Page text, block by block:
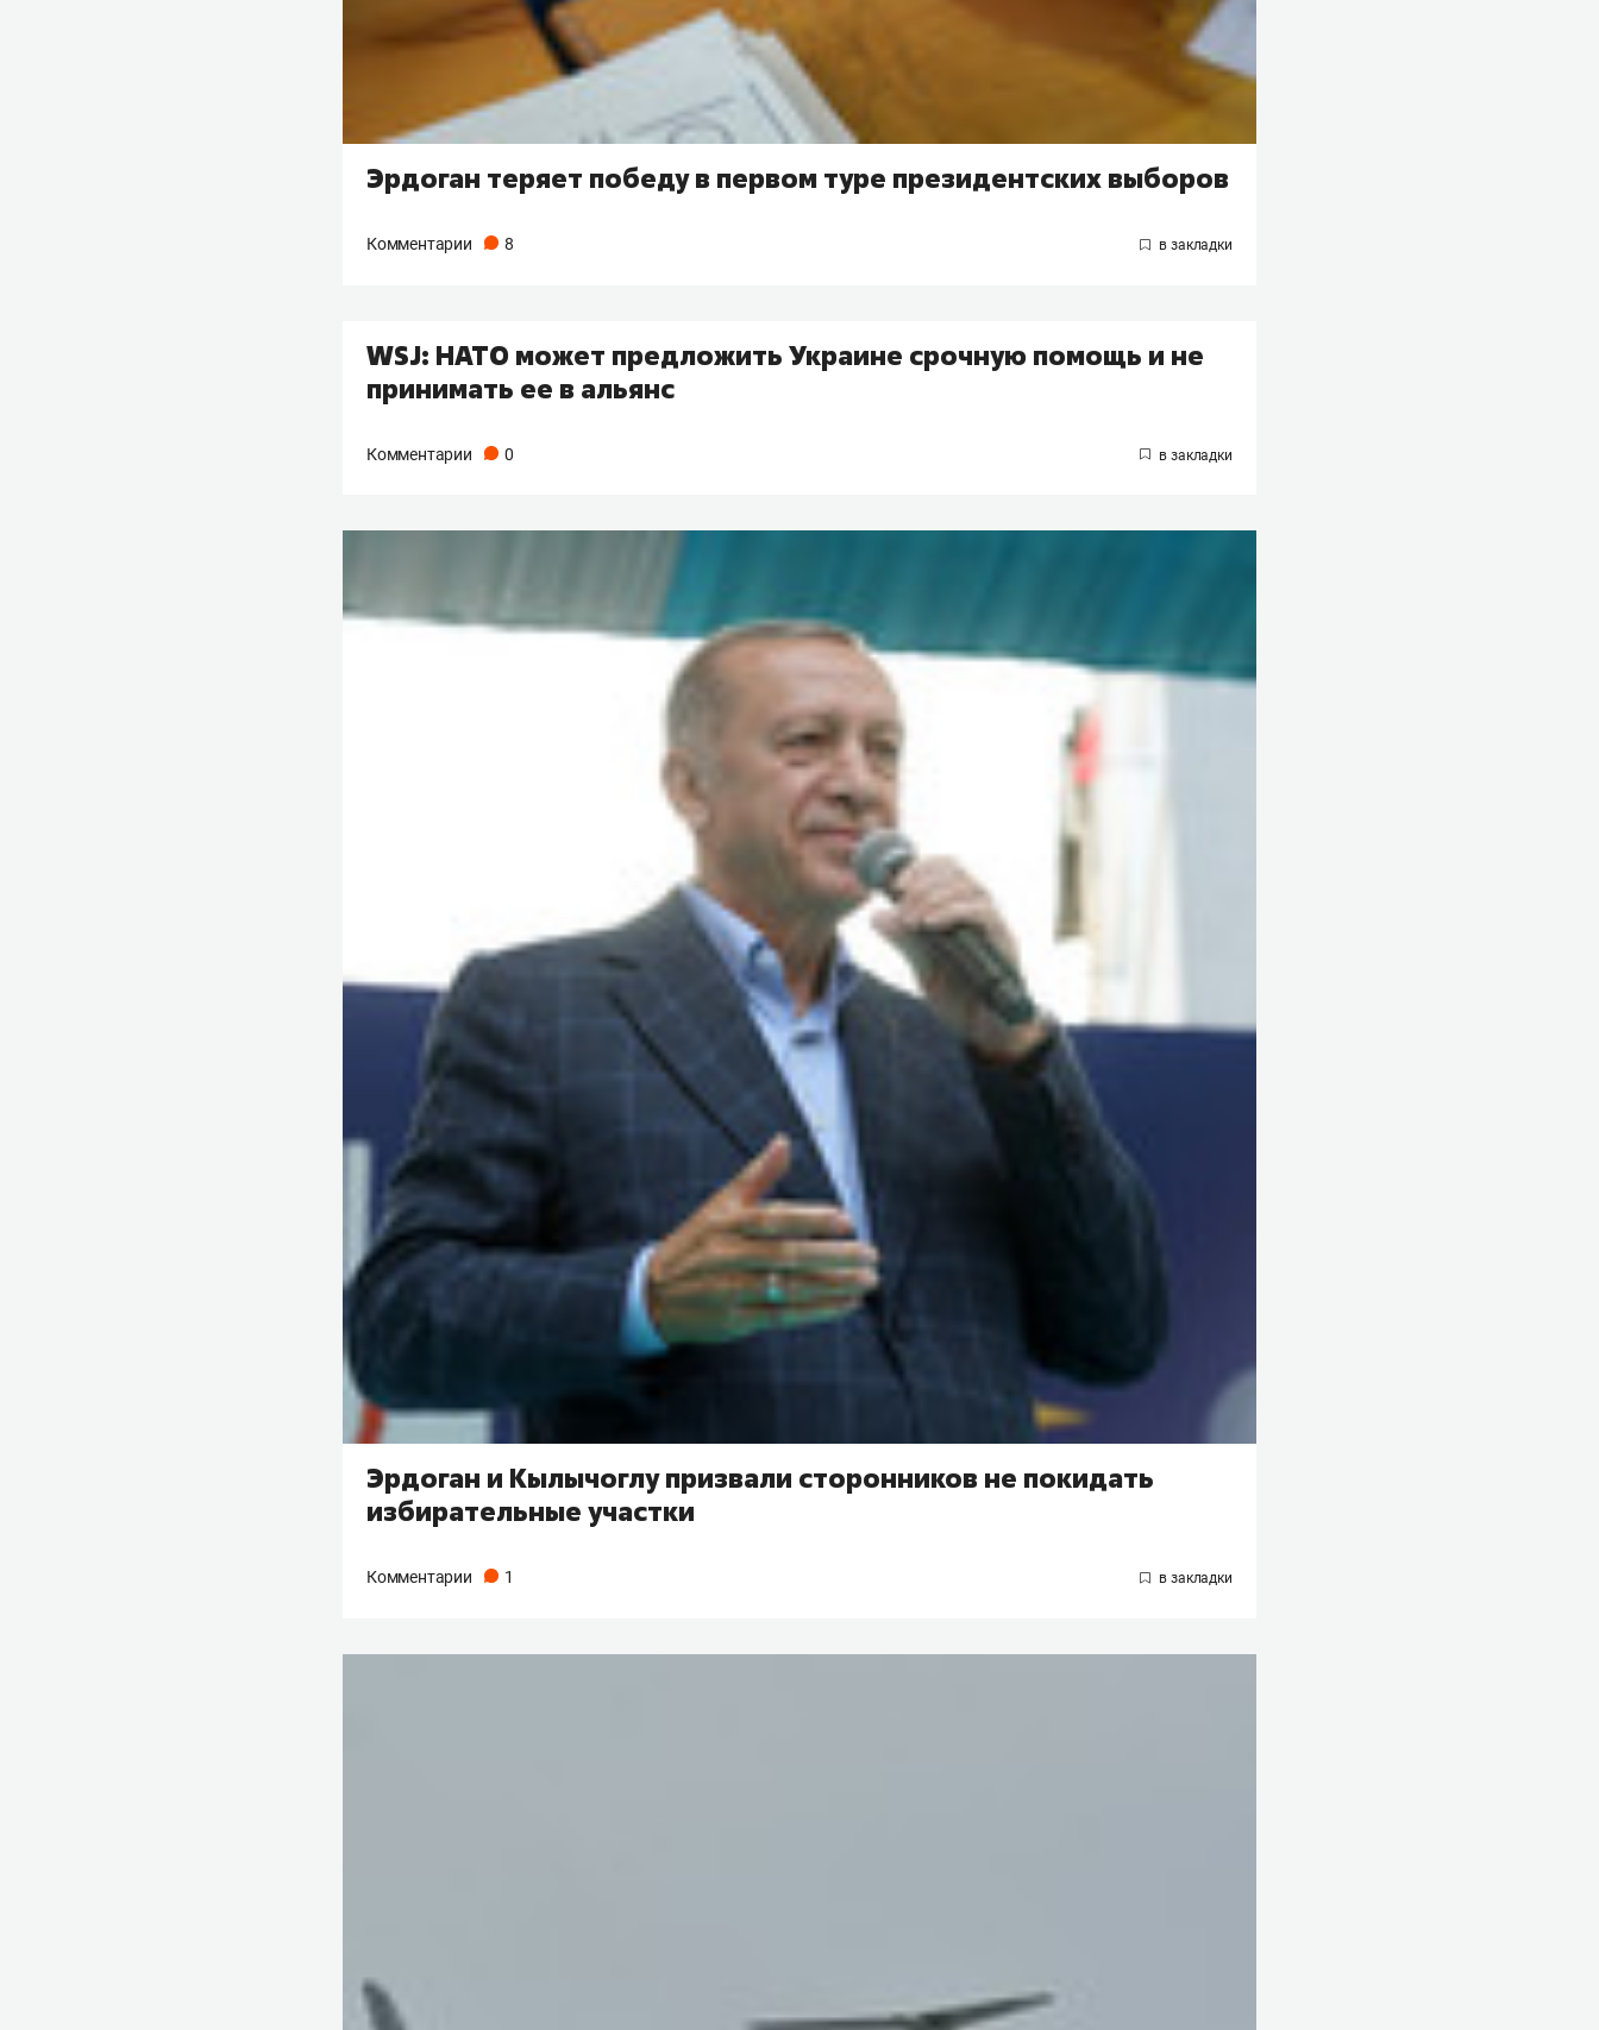
Эрдоган теряет победу в первом туре президентских выборов
Комментарии 8
WSJ: НАТО может предложить Украине срочную помощь и не
принимать ее в альянс
Комментарии 0
Эрдоган и Кылычоглу призвали сторонников не покидать
избирательные участки
Комментарии 1